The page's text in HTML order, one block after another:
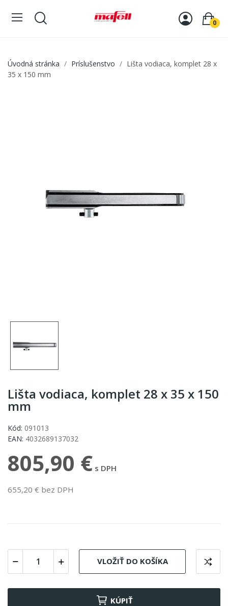
0
Úvodná stránka Príslušenstvo
Lišta vodiaca, komplet 28 x
35 x 150 mm
Lišta vodiaca, komplet 28 x 35 x 150
mm
Kód: 091013
EAN: 4032689137032
805,90 € s DPH
655,20 € bez DPH
VLOŽIŤ DO KOŠÍKA
KÚPIŤ